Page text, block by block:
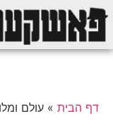
דף הבית » עולם